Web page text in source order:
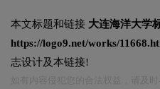
本文标题和链接 大连海洋大学
https://logo9.net/works/
志设计及本链接!